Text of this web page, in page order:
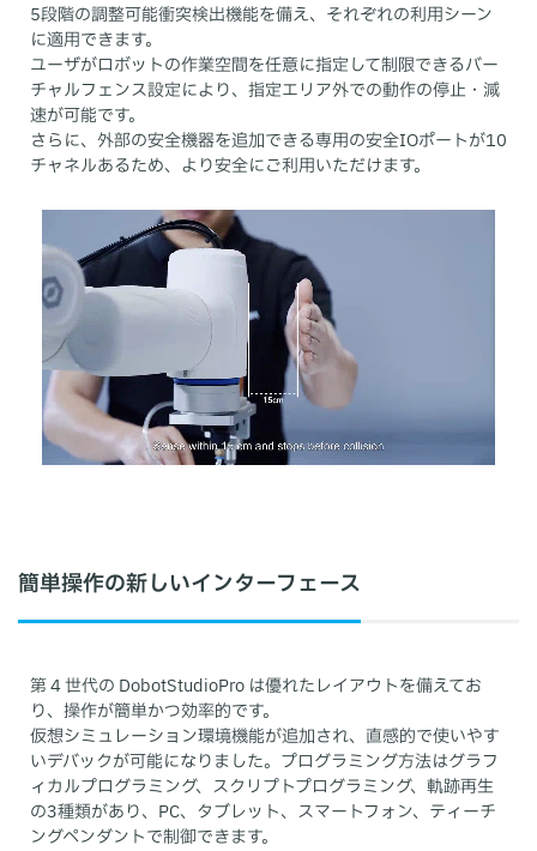
5段階の調整可能衝突検出機能を備え、それぞれの利用シーン
に適用できます。
ユーザがロボットの作業空間を任意に指定して制限できるバー
チャルフェンス設定により、指定エリア外での動作の停止・減
速が可能です。
さらに、外部の安全機器を追加できる専用の安全IOポートが10
チャネルあるため、より安全にご利用いただけます。
簡単操作の新しいインターフェース
第 4 世代の DobotStudioPro は優れたレイアウトを備えてお
り、操作が簡単かつ効率的です。
仮想シミュレーション環境機能が追加され、直感的で使いやす
いデバックが可能になりました。プログラミング方法はグラフ
ィカルプログラミング、スクリプトプログラミング、軌跡再生
の3種類があり、PC、タブレット、スマートフォン、ティーチ
ングペンダントで制御できます。